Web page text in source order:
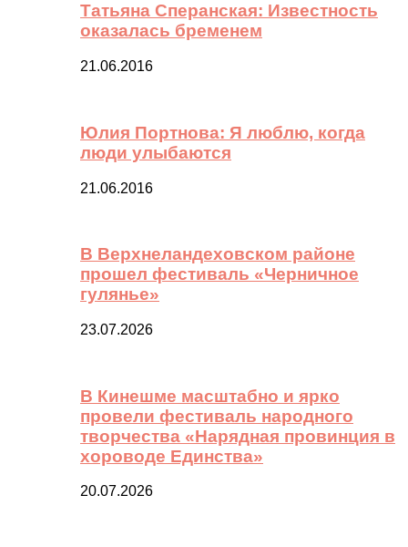
Татьяна Сперанская: Известность
оказалась бременем
21.06.2016
Юлия Портнова: Я люблю, когда
люди улыбаются
21.06.2016
В Верхнеландеховском районе
прошел фестиваль «Черничное
гулянье»
23.07.2026
В Кинешме масштабно и ярко
провели фестиваль народного
творчества «Нарядная провинция в
хороводе Единства»
20.07.2026